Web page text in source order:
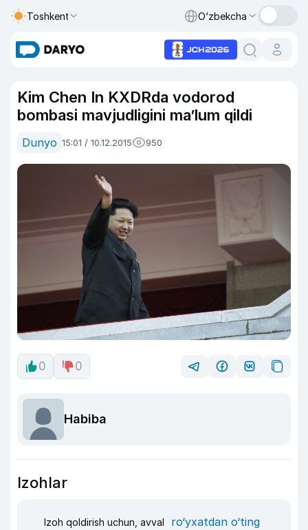
Toshkent O‘zbekcha
Kim Chen In KXDRda vodorod
bombasi mavjudligini ma’lum qildi
Dunyo 15:01 / 10.12.2015 950
0 0
Habiba
Izohlar
Izoh qoldirish uchun, avval ro‘yxatdan o‘ting